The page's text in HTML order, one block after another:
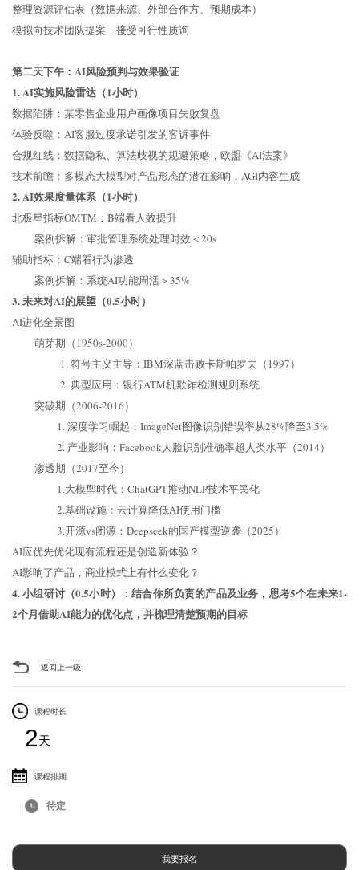
整理资源评估表（数据来源、外部合作方、预期成本）
模拟向技术团队提案，接受可行性质询
第二天下午：AI风险预判与效果验证
1. AI实施风险雷达（1小时）
数据陷阱：某零售企业用户画像项目失败复盘
体验反噬：AI客服过度承诺引发的客诉事件
合规红线：数据隐私、算法歧视的规避策略，欧盟《AI法案》
技术前瞻：多模态大模型对产品形态的潜在影响，AGI内容生成
2. AI效果度量体系（1小时）
北极星指标OMTM：B端看人效提升
案例拆解：审批管理系统处理时效＜20s
辅助指标：C端看行为渗透
案例拆解：系统AI功能周活＞35%
3. 未来对AI的展望（0.5小时）
AI进化全景图
萌芽期（1950s-2000）
1. 符号主义主导：IBM深蓝击败卡斯帕罗夫（1997）
2. 典型应用：银行ATM机欺诈检测规则系统
突破期（2006-2016）
1. 深度学习崛起：ImageNet图像识别错误率从28%降至3.5%
2. 产业影响：Facebook人脸识别准确率超人类水平（2014）
渗透期（2017至今）
1.大模型时代：ChatGPT推动NLP技术平民化
2.基础设施：云计算降低AI使用门槛
3.开源vs闭源：Deepseek的国产模型逆袭（2025）
AI应优先优化现有流程还是创造新体验？
AI影响了产品，商业模式上有什么变化？
4. 小组研讨（0.5小时）：结合你所负责的产品及业务，思考5个在未来1-
2个月借助AI能力的优化点，并梳理清楚预期的目标
返回上一级
课程时长
2天
课程排期
待定
我要报名